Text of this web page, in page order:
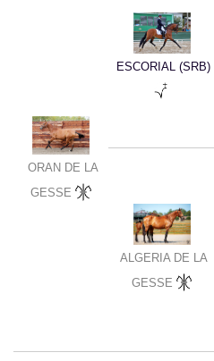
ORAN DE LA
GESSE
ESCORIAL (SRB)
ALGERIA DE LA
GESSE